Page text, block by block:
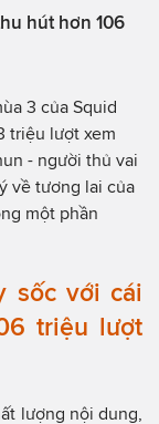
hút hơn 106
3 của Squid
triệu lượt xem
- người thủ vai
về tương lai của
một phần
sốc với cái
triệu lượt
lượng nội dung,